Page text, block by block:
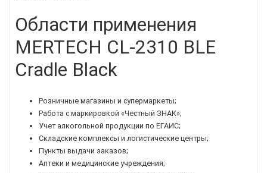
Области применения
MERTECH CL-2310 BLE
Cradle Black
Розничные магазины и супермаркеты;
Работа с маркировкой «Честный ЗНАК»;
Учет алкогольной продукции по ЕГАИС;
Складские комплексы и логистические центры;
Пункты выдачи заказов;
Аптеки и медицинские учреждения;